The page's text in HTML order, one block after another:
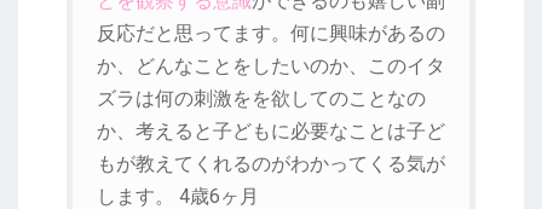
反応だと思ってます。何に興味があるの
か、どんなことをしたいのか、このイタ
ズラは何の刺激をを欲してのことなの
か、考えると子どもに必要なことは子ど
もが教えてくれるのがわかってくる気が
します。 4歳6ヶ月